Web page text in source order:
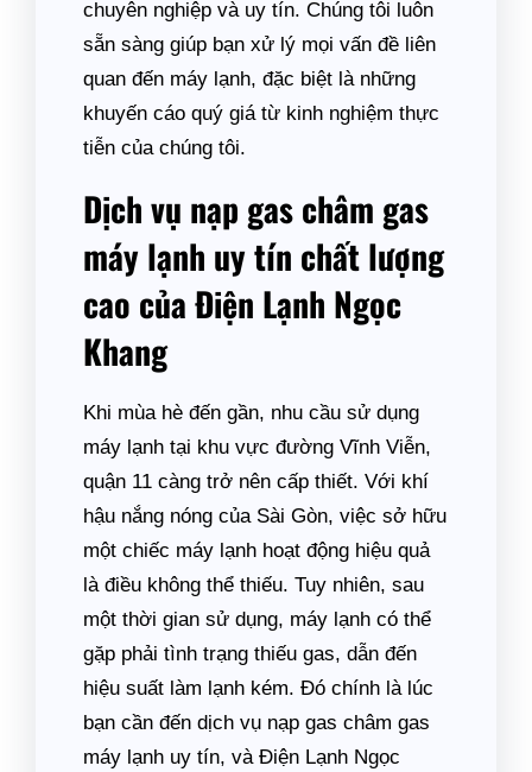
chuyên nghiệp và uy tín. Chúng tôi luôn
sẵn sàng giúp bạn xử lý mọi vấn đề liên
quan đến máy lạnh, đặc biệt là những
khuyến cáo quý giá từ kinh nghiệm thực
tiễn của chúng tôi.
Dịch vụ nạp gas châm gas
máy lạnh uy tín chất lượng
cao của Điện Lạnh Ngọc
Khang
Khi mùa hè đến gần, nhu cầu sử dụng
máy lạnh tại khu vực đường Vĩnh Viễn,
quận 11 càng trở nên cấp thiết. Với khí
hậu nắng nóng của Sài Gòn, việc sở hữu
một chiếc máy lạnh hoạt động hiệu quả
là điều không thể thiếu. Tuy nhiên, sau
một thời gian sử dụng, máy lạnh có thể
gặp phải tình trạng thiếu gas, dẫn đến
hiệu suất làm lạnh kém. Đó chính là lúc
bạn cần đến dịch vụ nạp gas châm gas
máy lạnh uy tín, và Điện Lạnh Ngọc